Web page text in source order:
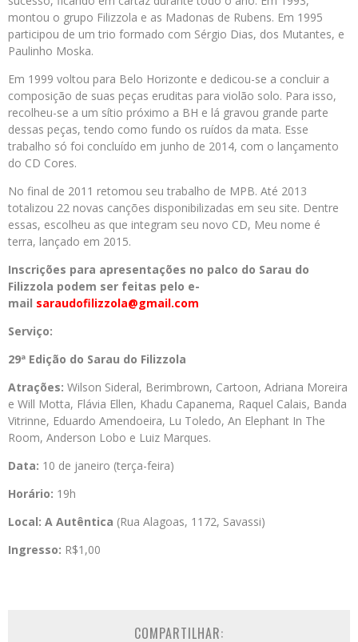
montou o grupo Filizzola e as Madonas de Rubens. Em 1995
participou de um trio formado com Sérgio Dias, dos Mutantes, e
Paulinho Moska.
Em 1999 voltou para Belo Horizonte e dedicou-se a concluir a
composição de suas peças eruditas para violão solo. Para isso,
recolheu-se a um sítio próximo a BH e lá gravou grande parte
dessas peças, tendo como fundo os ruídos da mata. Esse
trabalho só foi concluído em junho de 2014, com o lançamento
do CD Cores.
No final de 2011 retomou seu trabalho de MPB. Até 2013
totalizou 22 novas canções disponibilizadas em seu site. Dentre
essas, escolheu as que integram seu novo CD, Meu nome é
terra, lançado em 2015.
Inscrições para apresentações no palco do Sarau do
Filizzola podem ser feitas pelo e-
mail saraudofilizzola@gmail.com
Serviço:
29ª Edição do Sarau do Filizzola
Atrações: Wilson Sideral, Berimbrown, Cartoon, Adriana Moreira
e Will Motta, Flávia Ellen, Khadu Capanema, Raquel Calais, Banda
Vitrinne, Eduardo Amendoeira, Lu Toledo, An Elephant In The
Room, Anderson Lobo e Luiz Marques.
Data: 10 de janeiro (terça-feira)
Horário: 19h
Local: A Autêntica (Rua Alagoas, 1172, Savassi)
Ingresso: R$1,00
COMPARTILHAR: